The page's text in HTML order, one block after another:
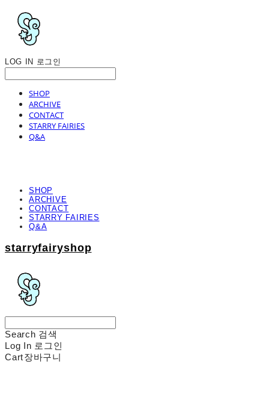
LOG IN 로그인
SHOP
ARCHIVE
CONTACT
STARRY FAIRIES
Q&A
SHOP
ARCHIVE
CONTACT
STARRY FAIRIES
Q&A
starryfairyshop
Search 검색
Log In 로그인
Cart장바구니